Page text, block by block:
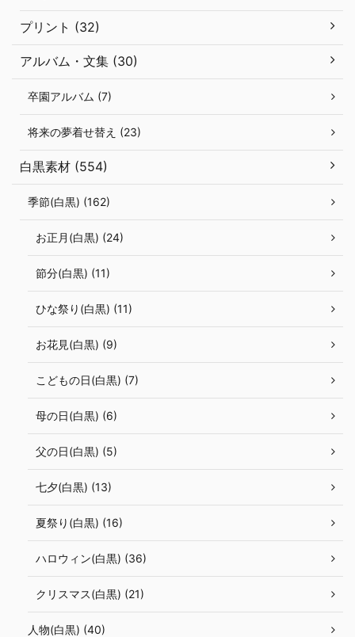
プリント (32)
アルバム・文集 (30)
卒園アルバム (7)
将来の夢着せ替え (23)
白黒素材 (554)
季節(白黒) (162)
お正月(白黒) (24)
節分(白黒) (11)
ひな祭り(白黒) (11)
お花見(白黒) (9)
こどもの日(白黒) (7)
母の日(白黒) (6)
父の日(白黒) (5)
七夕(白黒) (13)
夏祭り(白黒) (16)
ハロウィン(白黒) (36)
クリスマス(白黒) (21)
人物(白黒) (40)